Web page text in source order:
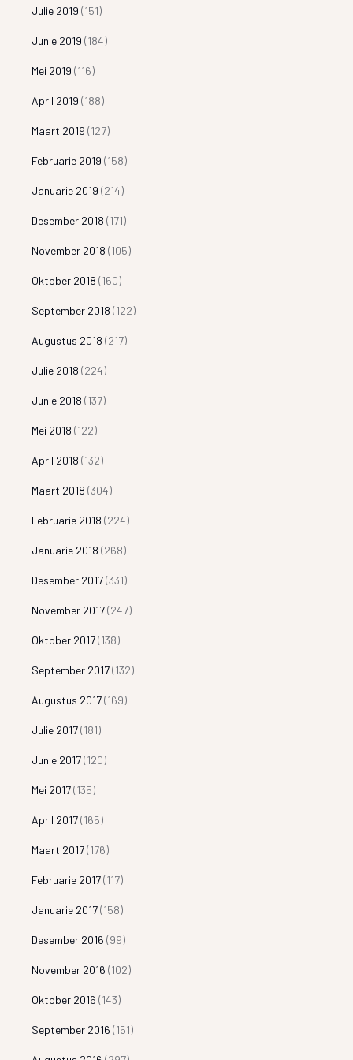
Julie 2019 (151)
Junie 2019 (184)
Mei 2019 (116)
April 2019 (188)
Maart 2019 (127)
Februarie 2019 (158)
Januarie 2019 (214)
Desember 2018 (171)
November 2018 (105)
Oktober 2018 (160)
September 2018 (122)
Augustus 2018 (217)
Julie 2018 (224)
Junie 2018 (137)
Mei 2018 (122)
April 2018 (132)
Maart 2018 (304)
Februarie 2018 (224)
Januarie 2018 (268)
Desember 2017(331)
November 2017(247)
Oktober 2017(138)
September 2017(132)
Augustus 2017(169)
Julie 2017(181)
Junie 2017(120)
Mei 2017(135)
April 2017(165)
Maart 2017(176)
Februarie 2017(117)
Januarie 2017(158)
Desember 2016 (99)
November 2016 (102)
Oktober 2016 (143)
September 2016 (151)